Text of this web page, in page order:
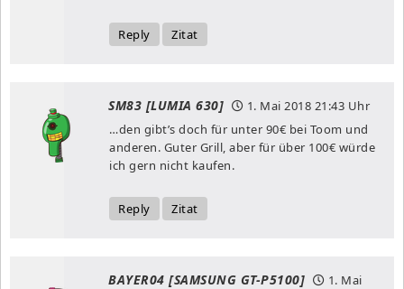
Reply Zitat
SM83 [LUMIA 630] 1. Mai 2018 21:43 Uhr
…den gibt’s doch für unter 90€ bei Toom und
anderen. Guter Grill, aber für über 100€ würde
ich gern nicht kaufen.
Reply Zitat
BAYER04 [SAMSUNG GT-P5100]
1. Mai